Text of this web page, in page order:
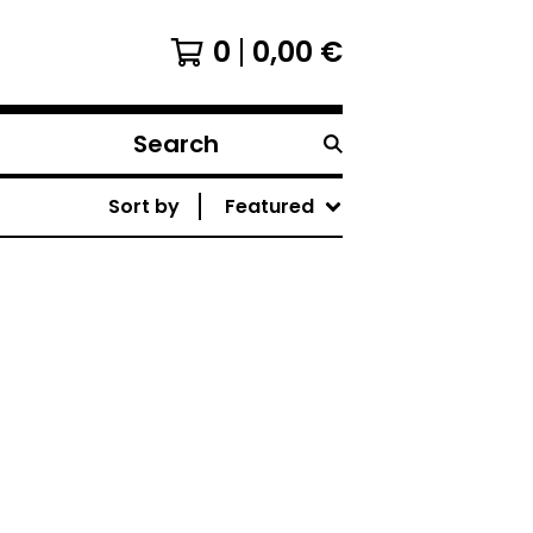
0 0,00 €
Search
products
Sort by
Featured